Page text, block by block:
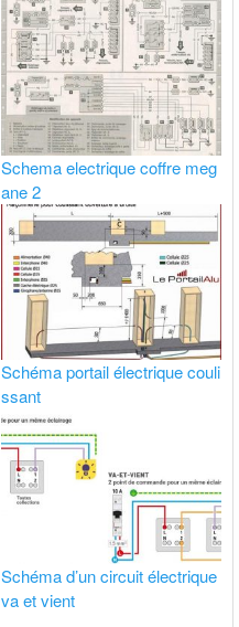
Schema electrique coffre meg
ane 2
Schéma portail électrique couli
ssant
Schéma d’un circuit électrique
va et vient